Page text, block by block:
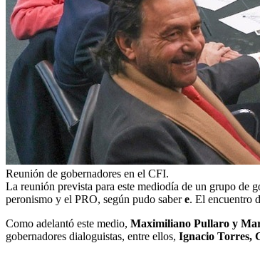
Reunión de gobernadores en el CFI.
La reunión prevista para este mediodía de un grupo de
peronismo y el PRO, según pudo sabere. El encuentro
Como adelantó este medio, Maximiliano Pullaro y
gobernadores dialoguistas, entre ellos, Ignacio Torres,